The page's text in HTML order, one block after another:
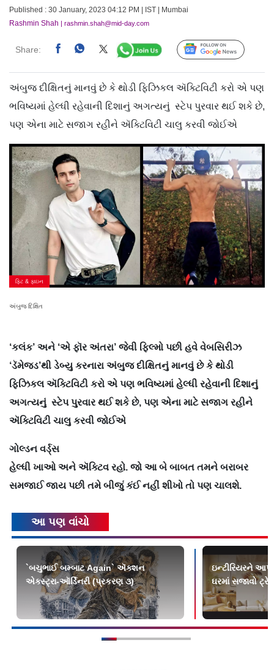
Published : 30 January, 2023 04:12 PM | IST | Mumbai
Rashmin Shah | rashmin.shah@mid-day.com
Share: Follow Us
અંબુજ દીક્ષિતનું માનવું છે કે થોડી ફિઝિકલ ઍક્ટિવિટી કરો એ પણ
ભવિષ્યમાં હેલ્ધી રહેવાની દિશાનું અગત્યનું સ્ટેપ પુરવાર થઈ શકે છે,
પણ એના માટે સજાગ રહીને ઍક્ટિવિટી ચાલુ કરવી જોઈએ
ફિટ & ફાઇન
અંબુજ દિક્ષિત
‘કલંક’ અને ‘એ ફૉર અંતરા’ જેવી ફિલ્મો પછી હવે વેબસિરીઝ
‘ડૅમેજ્ડ’થી ડેબ્યુ કરનારા અંબુજ દીક્ષિતનું માનવું છે કે થોડી
ફિઝિકલ ઍક્ટિવિટી કરો એ પણ ભવિષ્યમાં હેલ્ધી રહેવાની દિશાનું
અગત્યનું સ્ટેપ પુરવાર થઈ શકે છે, પણ એના માટે સજાગ રહીને
ઍક્ટિવિટી ચાલુ કરવી જોઈએ
ગોલ્ડન વર્ડ‍્સ
હેલ્ધી ખાઓ અને ઍક્ટિવ રહો. જો આ બે બાબત તમને બરાબર
સમજાઈ જાય પછી તમે બીજું કંઈ નહીં શીખો તો પણ ચાલશે.
આ પણ વાંચો
`બચુભાઈ બમ્બાટ Again` ઍક્શન
એક્સ્ટ્રા-ઑર્ડિનરી (પ્રકરણ ૩)
ઇન્ટીરિયરને
ઘરમાં સજાવો